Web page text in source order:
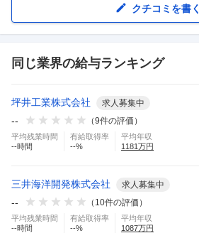
クチコミを書く
同じ業界の給与ランキング
坪井工業株式会社 求人募集中
-- （9件の評価）
平均残業時間
--時間
有給取得率
--%
平均年収
1181万円
三井海洋開発株式会社 求人募集中
-- （ 10件の評価）
平均残業時間
--時間
有給取得率
--%
平均年収
1087万円